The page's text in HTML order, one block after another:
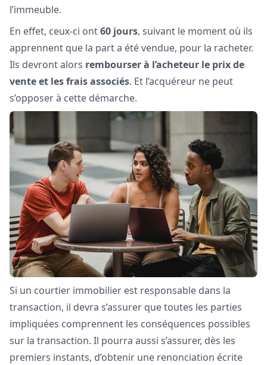
l’immeuble.
En effet, ceux-ci ont60 jours, suivant le moment où ils
apprennent que la part a été vendue, pour la racheter.
Ils devront alors rembourser à l’acheteur le prix de
vente et les frais associés. Et l’acquéreur ne peut
s’opposer à cette démarche.
Si un courtier immobilier est responsable dans la
transaction, il devra s’assurer que toutes les parties
impliquées comprennent les conséquences possibles
sur la transaction. Il pourra aussi s’assurer, dès les
premiers instants, d’obtenir une renonciation écrite